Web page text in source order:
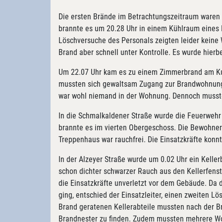
Die ersten Brände im Betrachtungszeitraum
brannte es um 20.28 Uhr in einem Kühlraum
Löschversuche des Personals zeigten leider
Brand aber schnell unter Kontrolle. Es wurde
Um 22.07 Uhr kam es zu einem Zimmerbrand am
mussten sich gewaltsam Zugang zur
war wohl niemand in der Wohnung. Dennoch
In die Schmalkaldener Straße wurde die
brannte es im vierten Obergeschoss. Die
Treppenhaus war rauchfrei. Die Einsatzkräfte
In der Alzeyer Straße wurde um 0.02 Uhr ein
schon dichter schwarzer Rauch aus den
die Einsatzkräfte unverletzt vor dem Gebäude.
ging, entschied der Einsatzleiter, einen zweiten
Brand geratenen Kellerabteile mussten nach der
Brandnester zu finden. Zudem mussten mehrere